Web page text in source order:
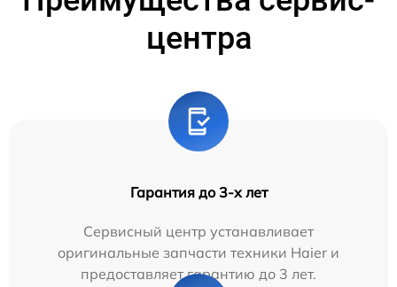
центра
Гарантия до 3-х лет
Сервисный центр устанавливает
оригинальные запчасти техники Haier и
предоставляет гарантию до 3 лет.